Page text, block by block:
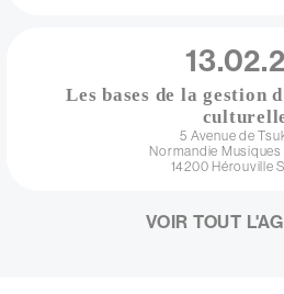
Date
Les bases de la gestion
5 Avenue de
Normandie Musiques
14200 Hérouville
VOIR TOUT